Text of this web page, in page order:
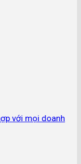
với mọi doanh